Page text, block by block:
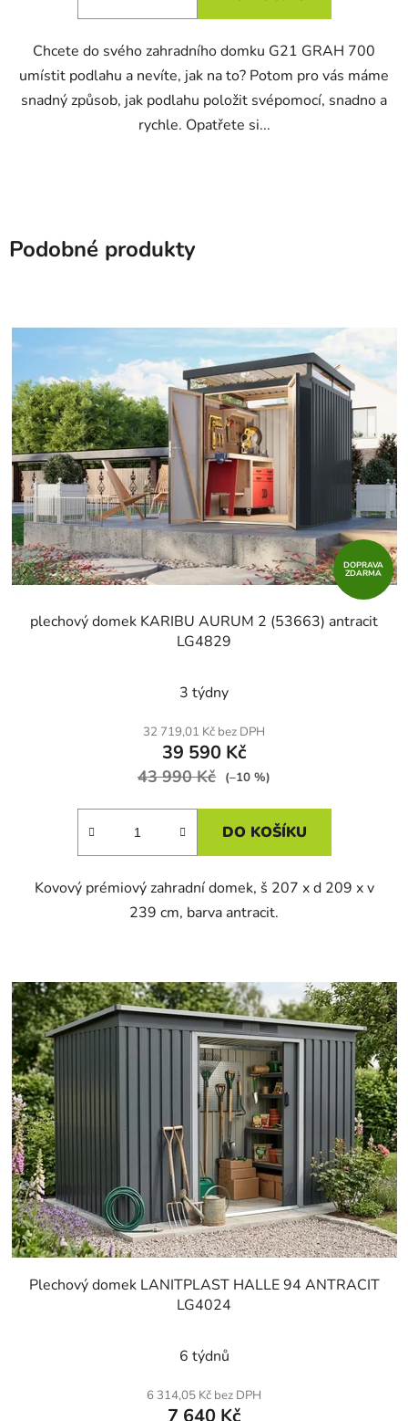
Chcete do svého zahradního domku G21 GRAH 700
umístit podlahu a nevíte, jak na to? Potom pro vás máme
snadný způsob, jak podlahu položit svépomocí, snadno a
rychle. Opatřete si...
Podobné produkty
DOPRAVA
ZDARMA
plechový domek KARIBU AURUM 2 (53663) antracit
LG4829
3 týdny
32 719,01 Kč bez DPH
39 590 Kč
43 990 Kč (–10 %)
DO KOŠÍKU
Kovový prémiový zahradní domek, š 207 x d 209 x v
239 cm, barva antracit.
Plechový domek LANITPLAST HALLE 94 ANTRACIT
LG4024
6 týdnů
6 314,05 Kč bez DPH